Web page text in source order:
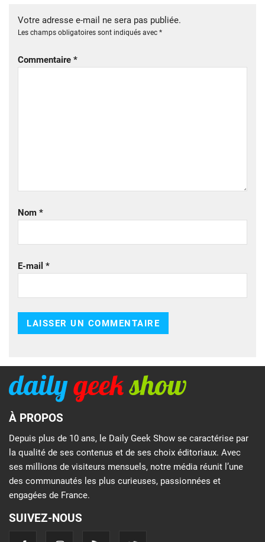
Votre adresse e-mail ne sera pas publiée.
Les champs obligatoires sont indiqués avec *
Commentaire *
Nom *
E-mail *
À PROPOS
Depuis plus de 10 ans, le Daily Geek Show se caractérise par
la qualité de ses contenus et de ses choix éditoriaux. Avec
ses millions de visiteurs mensuels, notre média réunit l’une
des communautés les plus curieuses, passionnées et
engagées de France.
SUIVEZ-NOUS